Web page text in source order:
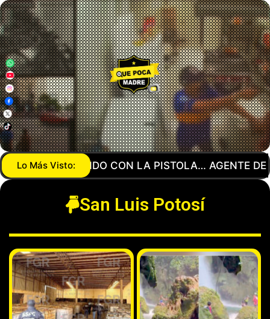
Lo Más Visto:
GUARDIA NACIONAL MANDA A SU NOVIO CON
San Luis Potosí